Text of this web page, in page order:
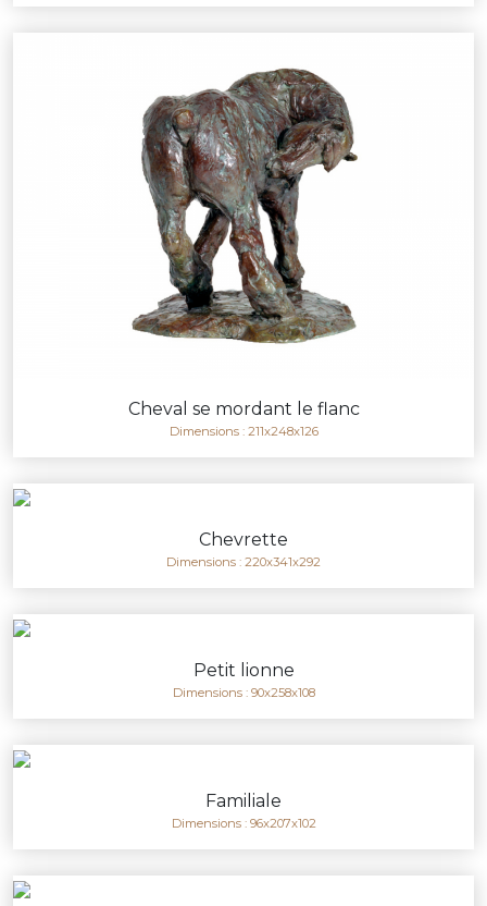
Cheval se mordant le flanc
Dimensions : 211x248x126
Chevrette
Dimensions : 220x341x292
Petit lionne
Dimensions : 90x258x108
Familiale
Dimensions : 96x207x102